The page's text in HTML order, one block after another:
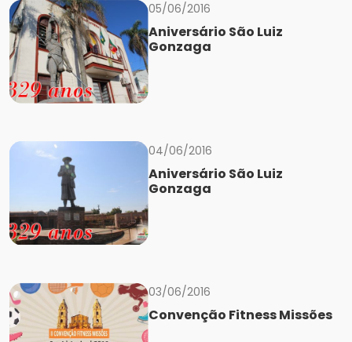
05/06/2016
Aniversário São Luiz
Gonzaga
04/06/2016
Aniversário São Luiz
Gonzaga
03/06/2016
Convenção Fitness Missões